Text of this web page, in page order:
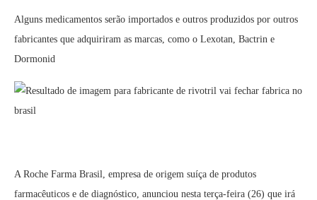
Alguns medicamentos serão importados e outros produzidos por outros
fabricantes que adquiriram as marcas, como o Lexotan, Bactrin e
Dormonid
A Roche Farma Brasil, empresa de origem suíça de produtos
farmacêuticos e de diagnóstico, anunciou nesta terça-feira (26) que irá